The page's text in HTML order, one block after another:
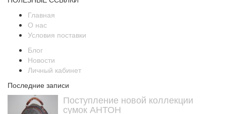
Главная
О нас
Условия поставки
Блог
Новости
Личный кабинет
Последние записи
Поступление новой коллекции
сумок АНТОН